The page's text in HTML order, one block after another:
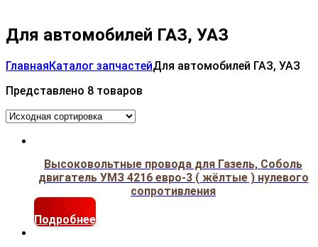
Для автомобилей ГАЗ, УАЗ
ГлавнаяКаталог запчастейДля автомобилей ГАЗ, УАЗ
Представлено 8 товаров
Высоковольтные провода для Газель, Соболь
двигатель УМЗ 4216 евро-3 ( жёлтые ) нулевого
сопротивления
Подробнее